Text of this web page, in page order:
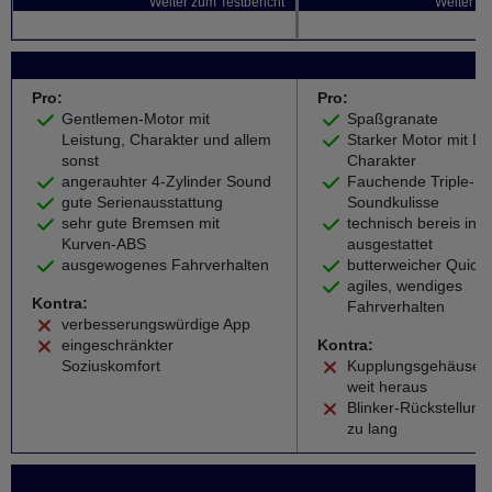
Pro:
Gentlemen-Motor mit
Leistung, Charakter und allem
sonst
angerauhter 4-Zylinder Sound
gute Serienausstattung
sehr gute Bremsen mit
Kurven-ABS
ausgewogenes Fahrverhalten
Kontra:
verbesserungswürdige App
eingeschränkter
Soziuskomfort
Pro:
Spaßgranate
Starker Motor mit
Charakter
Fauchende Triple-
Soundkulisse
technisch bereis in
ausgestattet
butterweicher
agiles, wendiges
Fahrverhalten
Kontra:
Kupplungsgehäuse
weit heraus
Blinker-
zu lang